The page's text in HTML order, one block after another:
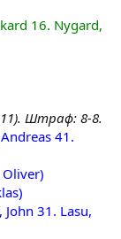
16. Nygard,
11). Штраф: 8-8.
41.
31. Lasu,